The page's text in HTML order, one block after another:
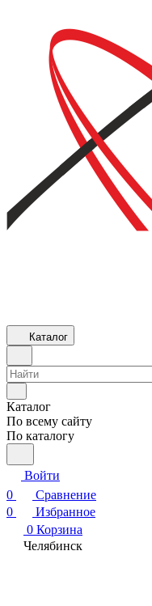
Каталог
Каталог
По всему сайту
По каталогу
Войти
0
Сравнение
0
Избранное
0 Корзина
Челябинск